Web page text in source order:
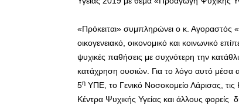
«Πρόκειται» συμπληρώνει ο κ. Αγοραστός
οικογενειακό, οικονομικό και κοινωνικό
ψυχικές παθήσεις με συχνότερη την
κατάχρηση ουσιών. Για το λόγο αυτό μέσα
5η ΥΠΕ, το Γενικό Νοσοκομείο Λάρισας,
Κέντρα Ψυχικής Υγείας και άλλους